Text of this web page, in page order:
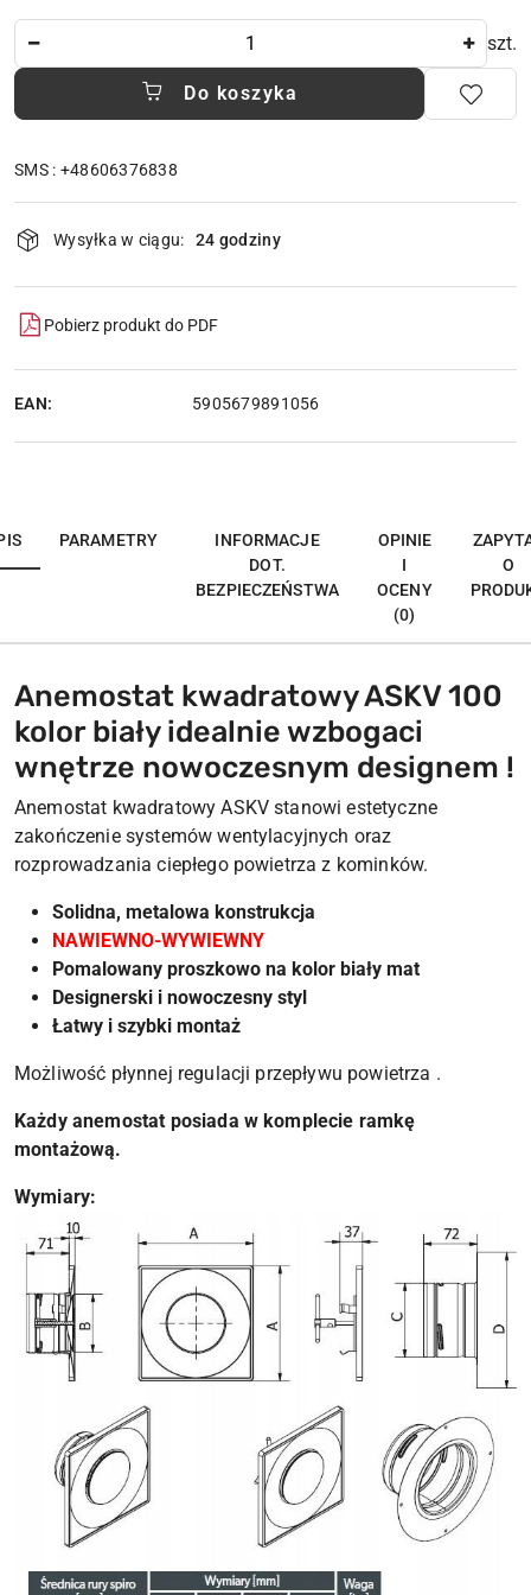
szt.
Do koszyka
SMS : +48606376838
i
dostawa
Wysyłka w ciągu: 24 godziny
Pobierz produkt do PDF
EAN: 5905679891056
PARAMETRY
INFORMACJE
DOT.
BEZPIECZEŃSTWA
OPINIE
I
OCENY
(0)
O
Anemostat kwadratowy ASKV 100
kolor biały idealnie wzbogaci
wnętrze nowoczesnym designem !
Anemostat kwadratowy ASKV stanowi estetyczne
zakończenie systemów wentylacyjnych oraz
rozprowadzania ciepłego powietrza z kominków.
Solidna, metalowa konstrukcja
NAWIEWNO-WYWIEWNY
Pomalowany proszkowo na kolor biały mat
Designerski i nowoczesny styl
Łatwy i szybki montaż
Możliwość płynnej regulacji przepływu powietrza .
Każdy anemostat posiada w komplecie ramkę
montażową.
Wymiary: